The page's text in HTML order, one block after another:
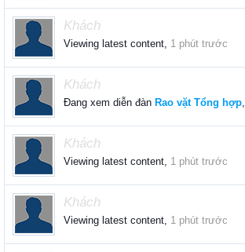
Khách
Viewing latest content, 1 phút trước
Khách
Đang xem diễn đàn Rao vặt Tổng hợp,
Khách
Viewing latest content, 1 phút trước
Khách
Viewing latest content, 1 phút trước